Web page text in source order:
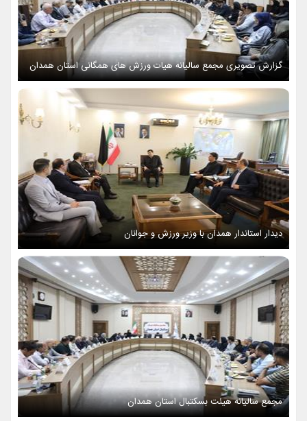
گزارش تصویری مجمع سالیانه هیات ورزش های همگانی استان همدان
دیدار استاندار همدان با وزیر ورزش و جوانان
مجمع سالیانه هیئت بسکتبال استان همدان